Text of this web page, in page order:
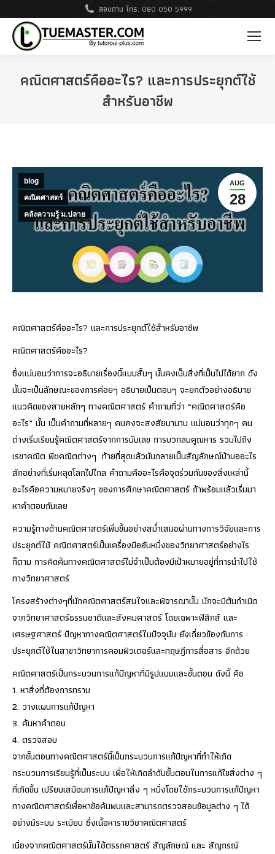
สอบถาม โทร. 080 050 5999
คณิตศาสตร์คืออะไร? และการประยุกต์ใช้
สำหรับอาชีพ
AUG
28
blog
คณิตศาสตร์
คลังความรู้ ม.ปลาย
คณิตศาสตร์คืออะไร? และการประยุกต์ใช้สำหรับอาชีพ
คณิตศาสตร์คืออะไร?
ซึ่งแน่นอนว่าการจะอธิบายเรื่องนี้แบบสั้นๆ นั้นคงเป็นสิ่งที่เป็นไปได้ยาก ดัง
นั้นจะเป็นลักษณะของการค่อยๆ อธิบายเป็นตอนๆ จะยกตัวอย่างอธิบาย
แนวคิดของสายหลักๆ ทางคณิตศาสตร์ คำถามที่ว่า “คณิตศาสตร์คือ
อะไร” นั้น เป็นคำถามที่หลายๆ คนคงจะสงสัยมานาน แน่นอนว่าทุกๆ คน
ต่างเริ่มเรียนรู้คณิตศาสตร์จากการนับเลข การบวกลบคูณหาร รวมไปถึง
เรขาคณิต พีชคณิตต่างๆ ท้ายที่สุดแล้วมันกลายเป็นสัญลักษณ์บ้าบออะไร
สักอย่างที่เริ่มหลุดโลกไปไกล คำถามคืออะไรคือจุดร่วมกันของสิ่งเหล่านี้
อะไรคือความหมายจริงๆ ของการศึกษาคณิตศาสตร์ ถ้าพร้อมแล้วเริ่มมา
หาคำตอบกันเลย
ความรู้ทางด้านคณิตศาสตร์เพิ่มขึ้นอย่างสม่ำเสมอผ่านทางการวิจัยและการ
ประยุกต์ใช้ คณิตศาสตร์เป็นเครื่องมืออันหนึ่งของวิทยาศาสตร์อย่างไร
ก็ตาม การคิดค้นทางคณิตศาสตร์ไม่จำเป็นต้องมีเป้าหมายอยู่ที่การนำไปใช้
ทางวิทยาศาสตร์
โครงสร้างต่างๆที่นักคณิตศาสตร์สนใจและพิจารณานั้น มักจะมีต้นกำเนิด
จากวิทยาศาสตร์ธรรมชาติและสังคมศาสตร์ โดยเฉพาะฟิสิกส์ และ
เศรษฐศาสตร์ ปัญหาทางคณิตศาสตร์ในปัจจุบัน ยังเกี่ยวข้องกับการ
ประยุกต์ใช้ในสาขาวิทยาการคอมพิวเตอร์และทฤษฎีการสื่อสาร อีกด้วย
คณิตศาสตร์เป็นกระบวนการแก้ปัญหาที่มีรูปแบบและขั้นตอน ดังนี้ คือ
1. หาสิ่งที่ต้องการทราบ
2. วางแผนการแก้ปัญหา
3. ค้นหาคำตอบ
4. ตรวจสอบ
จากขั้นตอนทางคณิตศาสตร์นี้เป็นกระบวนการแก้ปัญหาที่ทำให้เกิด
กระบวนการเรียนรู้ที่เป็นระบบ เพื่อให้เกิดลำดับขั้นตอนในการแก้ไขสิ่งต่าง ๆ
ที่เกิดขึ้น เปรียบเสมือนการแก้ปัญหาสิ่ง ๆ หนึ่งโดยใช้กระบวนการแก้ปัญหา
ทางคณิตศาสตร์เพื่อหาข้อค้นพบและสามารถตรวจสอบข้อมูลต่าง ๆ ได้
อย่างมีระบบ ระเบียบ ซึ่งเนื้อหารายวิชาคณิตศาสตร์
เนื่องจากคณิตศาสตร์นั้นใช้ตรรกศาสตร์ สัญลักษณ์ และ สัญกรณ์